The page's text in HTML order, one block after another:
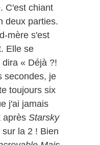
C'est chiant
deux parties.
mère s'est
Elle se
« Déjà ?!
secondes, je
toujours six
j'ai jamais
après Starsky
la 2 ! Bien